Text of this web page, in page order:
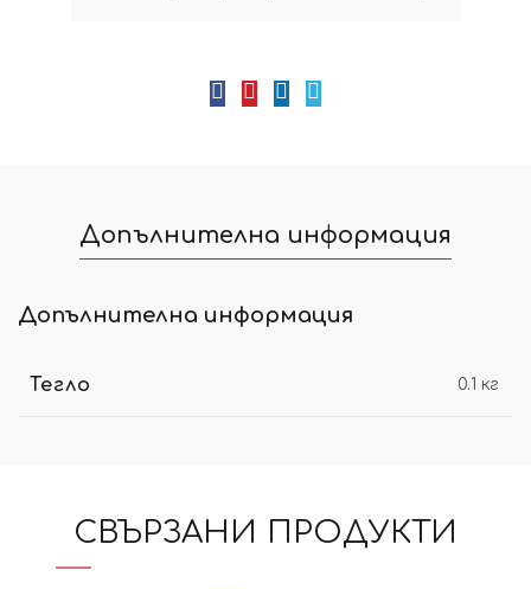
Допълнителна информация
Допълнителна информация
Тегло 0.1 кг
СВЪРЗАНИ ПРОДУКТИ